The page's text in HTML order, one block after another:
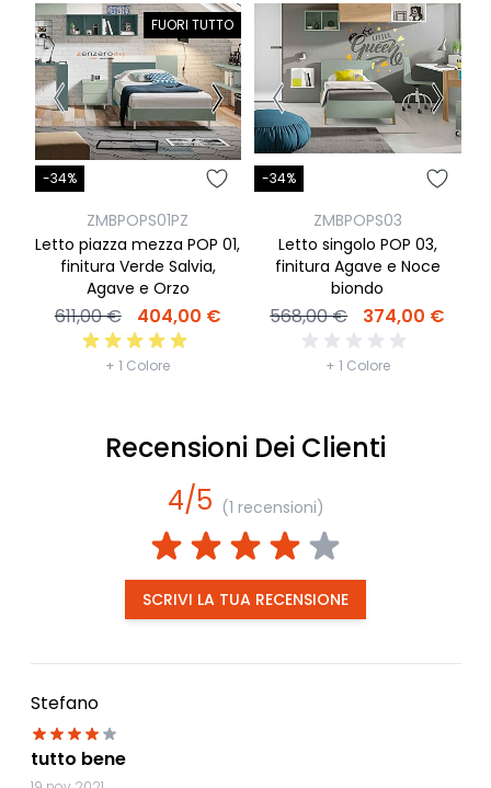
FUORI TUTTO
-34%
ZMBPOPS01PZ
Letto piazza mezza POP 01,
finitura Verde Salvia,
Agave e Orzo
611,00 € 404,00 €
+ 1 Colore
-34%
ZMBPOPS03
Letto singolo POP 03,
finitura Agave e Noce
biondo
568,00 € 374,00 €
+ 1 Colore
Recensioni Dei Clienti
4/5 (1 recensioni)
SCRIVI LA TUA RECENSIONE
Stefano
tutto bene